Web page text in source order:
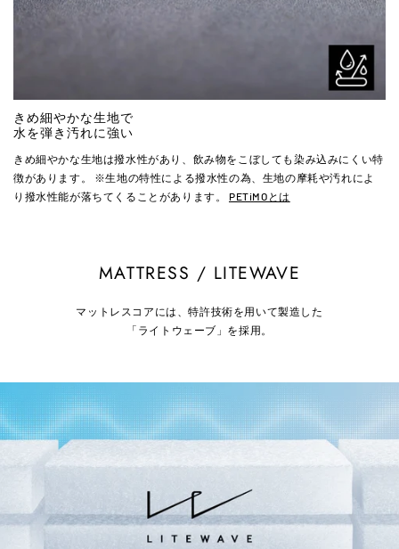
きめ細やかな生地で
水を弾き汚れに強い
きめ細やかな生地は撥水性があり、飲み物をこぼしても染み込みにくい特
徴があります。 ※生地の特性による撥水性の為、生地の摩耗や汚れによ
り撥水性能が落ちてくることがあります。 PETiMOとは
MATTRESS / LITEWAVE
マットレスコアには、特許技術を用いて製造した
「ライトウェーブ」を採用。